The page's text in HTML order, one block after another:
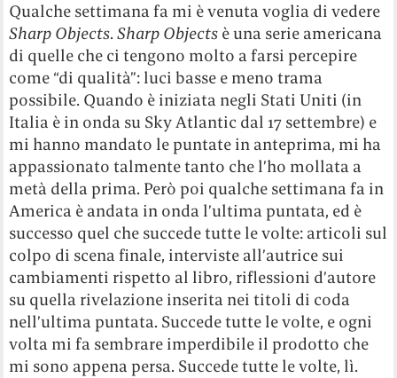
Qualche settimana fa mi è venuta voglia di vedere
Sharp Objects.Sharp Objects è una serie americana
di quelle che ci tengono molto a farsi percepire
come “di qualità”: luci basse e meno trama
possibile. Quando è iniziata negli Stati Uniti (in
Italia è in onda su Sky Atlantic dal 17 settembre) e
mi hanno mandato le puntate in anteprima, mi ha
appassionato talmente tanto che l’ho mollata a
metà della prima. Però poi qualche settimana fa in
America è andata in onda l’ultima puntata, ed è
successo quel che succede tutte le volte: articoli sul
colpo di scena finale, interviste all’autrice sui
cambiamenti rispetto al libro, riflessioni d’autore
su quella rivelazione inserita nei titoli di coda
nell’ultima puntata. Succede tutte le volte, e ogni
volta mi fa sembrare imperdibile il prodotto che
mi sono appena persa. Succede tutte le volte, lì.